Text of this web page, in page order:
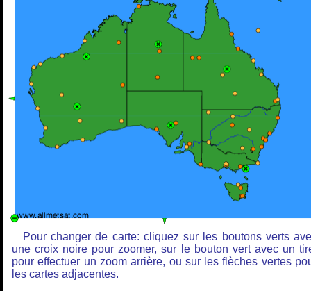
Pour changer de carte: cliquez sur les boutons verts
une croix noire pour zoomer, sur le bouton vert avec un
pour effectuer un zoom arrière, ou sur les flèches vertes
les cartes adjacentes.